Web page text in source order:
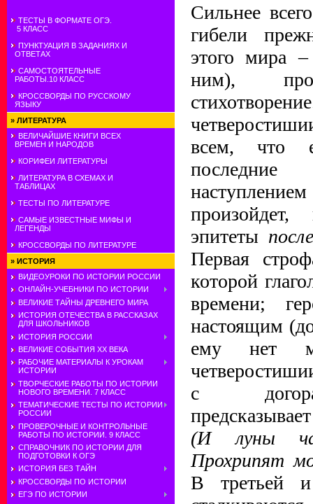
ТЕСТЫ В ФОРМАТЕ ОГЭ.
5 КЛАСС
ПУНКТУАЦИЯ В ЗАДАНИЯХ И
ОТВЕТАХ
САМОСТОЯТЕЛЬНЫЕ
РАБОТЫ.10 КЛАСС
КРОССВОРДЫ ПО РУССКОМУ
ЯЗЫКУ
» ЛИТЕРАТУРА
ВЕЛИЧАЙШИЕ КНИГИ ВСЕХ
ВРЕМЕН И НАРОДОВ
КОРИФЕИ ЛИТЕРАТУРЫ
ЛИТЕРАТУРА В СХЕМАХ И
ТАБЛИЦАХ
ТЕСТЫ ПО ЛИТЕРАТУРЕ
САМЫЕ ИЗВЕСТНЫЕ МИФЫ И
ЛЕГЕНДЫ
КРОССВОРДЫ ПО ЛИТЕРАТУРЕ
» ИСТОРИЯ
ВИДЕОУРОКИ ПО ИСТОРИИ РОССИИ
ОНЛАЙН-УЧЕБНИКИ ПО ИСТОРИИ
ВЕЛИКИЕ ТАЙНЫ ДРЕВНЕГО МИРА
ИСТОРИЯ ОТЕЧЕСТВА В РАССКАЗАХ
ДЛЯ ШКОЛЬНИКОВ
ИСТОРИЯ РОССИИ
ВЕЛИКИЕ СОБЫТИЯ ХХ ВЕКА
РАБОЧИЕ МАТЕРИАЛЫ К УРОКАМ
ИСТОРИИ
ТВОРЧЕСКИЕ РАБОТЫ ПО ИСТОРИИ
НОВОГО ВРЕМЕНИ. 7 КЛАСС
ТЕМАТИЧЕСКИЕ ТЕСТЫ ПО ИСТОРИИ
РОССИИ
ПРОВЕРОЧНЫЕ И КОНТРОЛЬНЫЕ
РАБОТЫ ПО ИСТОРИИ. 9 КЛАСС
СПРАВОЧНИК ПО ИСТОРИИ ДЛЯ
ПОДГОТОВКИ К ОГЭ
ИСТОРИЯ БЕЗ ТАЙН
КРОССВОРДЫ ПО ИСТОРИИ
ЕГЭ ПО ИСТОРИИ
Сильнее
гибели
этого мира
ним),
всем, что
последние
наступлением
эпитеты
Первая
которой
времени;
настоящим
ему нет
с
(И луны
Прохрипят
В третьей и